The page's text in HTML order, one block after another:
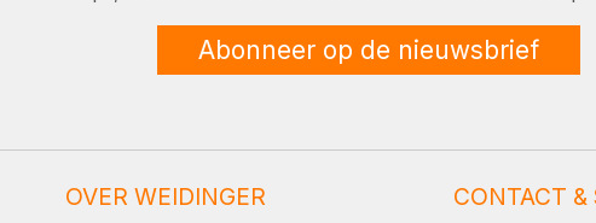
Abonneer op de nieuwsbrief
OVER WEIDINGER CONTACT &